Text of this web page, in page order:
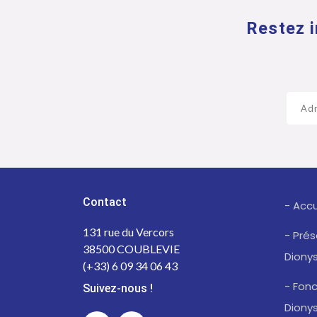
Restez
Contact
131 rue du Vercors
38500 COUBLEVIE
(+33) 6 09 34 06 43
Suivez-nous !
-
-
-